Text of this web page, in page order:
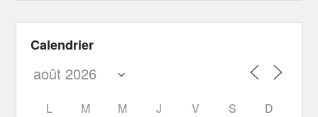
Calendrier
L M M J V S
D